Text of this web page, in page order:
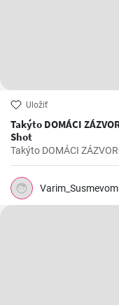
Uložiť
Takýto DOMÁCI
Shot
Varim_Susmevom